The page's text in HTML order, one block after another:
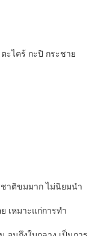
ไคร้ กะปิ กระชาย
าติขมมาก ไม่นิยมนำ
หมาะแก่การทำ